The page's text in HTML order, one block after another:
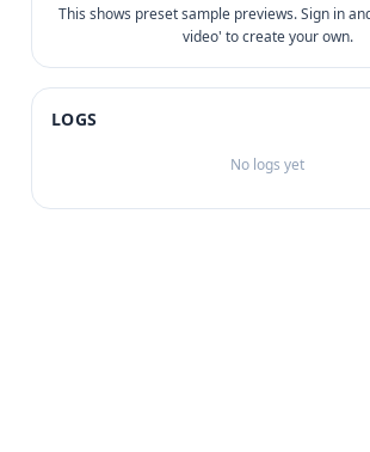
This shows preset sample previews. Sign in
video' to create your own.
LOGS
No logs yet